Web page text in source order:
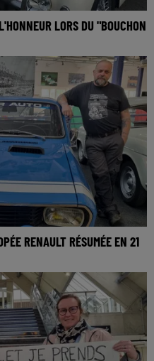
LORS DU "BOUCHON
RENAULT RÉSUMÉE EN 21